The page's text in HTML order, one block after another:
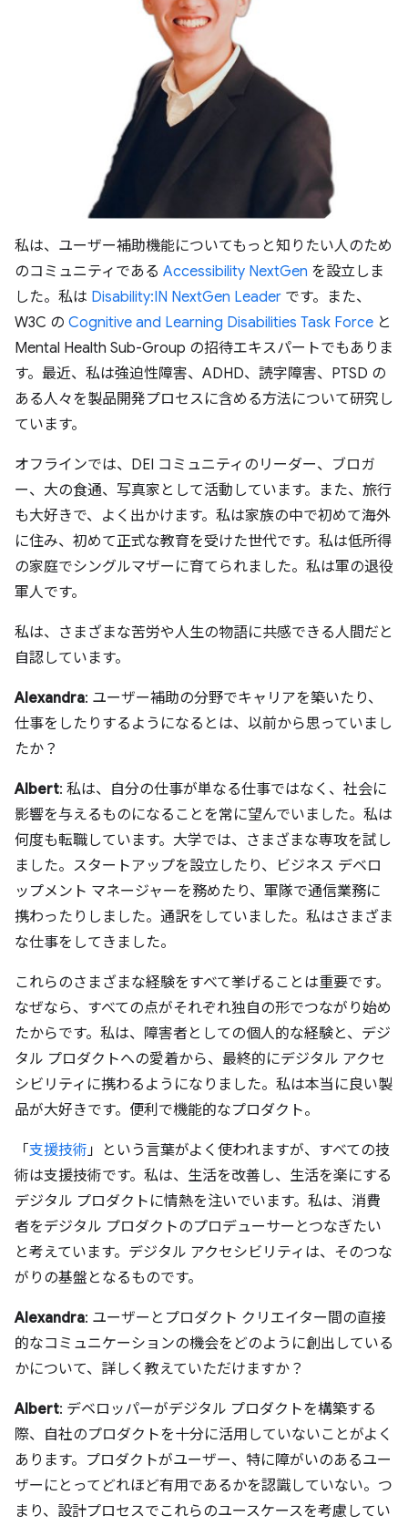
私は、ユーザー補助機能についてもっと知りたい人のため
のコミュニティである Accessibility NextGen を設立しま
した。私は Disability:IN NextGen Leader です。また、
W3C の Cognitive and Learning Disabilities Task Force と
Mental Health Sub-Group の招待エキスパートでもありま
す。最近、私は強迫性障害、ADHD、読字障害、PTSD の
ある人々を製品開発プロセスに含める方法について研究し
ています。
オフラインでは、DEI コミュニティのリーダー、ブロガ
ー、大の食通、写真家として活動しています。また、旅行
も大好きで、よく出かけます。私は家族の中で初めて海外
に住み、初めて正式な教育を受けた世代です。私は低所得
の家庭でシングルマザーに育てられました。私は軍の退役
軍人です。
私は、さまざまな苦労や人生の物語に共感できる人間だと
自認しています。
Alexandra: ユーザー補助の分野でキャリアを築いたり、
仕事をしたりするようになるとは、以前から思っていまし
たか？
Albert: 私は、自分の仕事が単なる仕事ではなく、社会に
影響を与えるものになることを常に望んでいました。私は
何度も転職しています。大学では、さまざまな専攻を試し
ました。スタートアップを設立したり、ビジネス デベロ
ップメント マネージャーを務めたり、軍隊で通信業務に
携わったりしました。通訳をしていました。私はさまざま
な仕事をしてきました。
これらのさまざまな経験をすべて挙げることは重要です。
なぜなら、すべての点がそれぞれ独自の形でつながり始め
たからです。私は、障害者としての個人的な経験と、デジ
タル プロダクトへの愛着から、最終的にデジタル アクセ
シビリティに携わるようになりました。私は本当に良い製
品が大好きです。便利で機能的なプロダクト。
「 支援技術」という言葉がよく使われますが、すべての技
術は支援技術です。私は、生活を改善し、生活を楽にする
デジタル プロダクトに情熱を注いでいます。私は、消費
者をデジタル プロダクトのプロデューサーとつなぎたい
と考えています。デジタル アクセシビリティは、そのつな
がりの基盤となるものです。
Alexandra: ユーザーとプロダクト クリエイター間の直接
的なコミュニケーションの機会をどのように創出している
かについて、詳しく教えていただけますか？
Albert: デベロッパーがデジタル プロダクトを構築する
際、自社のプロダクトを十分に活用していないことがよく
あります。プロダクトがユーザー、特に障がいのあるユー
ザーにとってどれほど有用であるかを認識していない。つ
まり、設計プロセスでこれらのユースケースを考慮してい